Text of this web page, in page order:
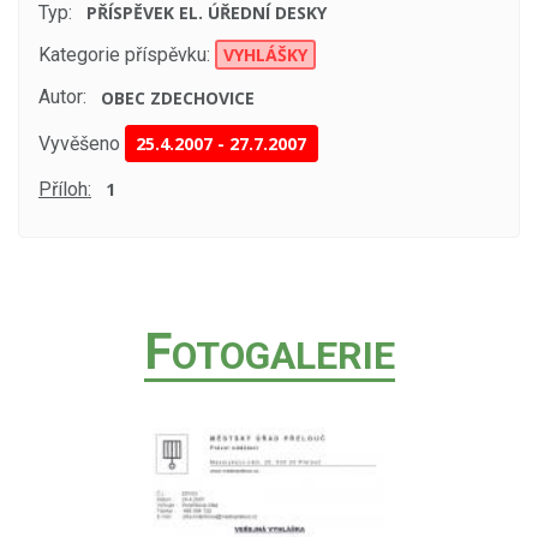
Typ:
PŘÍSPĚVEK EL. ÚŘEDNÍ DESKY
Kategorie příspěvku:
VYHLÁŠKY
Autor:
OBEC ZDECHOVICE
Vyvěšeno 25.4.2007 - 27.7.2007
Příloh: 1
FOTOGALERIE